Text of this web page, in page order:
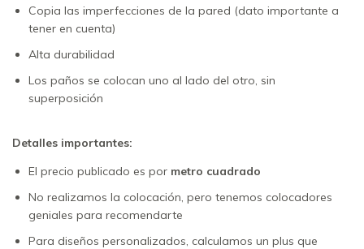
Copia las imperfecciones de la pared (dato importante a
tener en cuenta)
Alta durabilidad
Los paños se colocan uno al lado del otro, sin
superposición
Detalles importantes:
El precio publicado es por metro cuadrado
No realizamos la colocación, pero tenemos colocadores
geniales para recomendarte
Para diseños personalizados, calculamos un plus que